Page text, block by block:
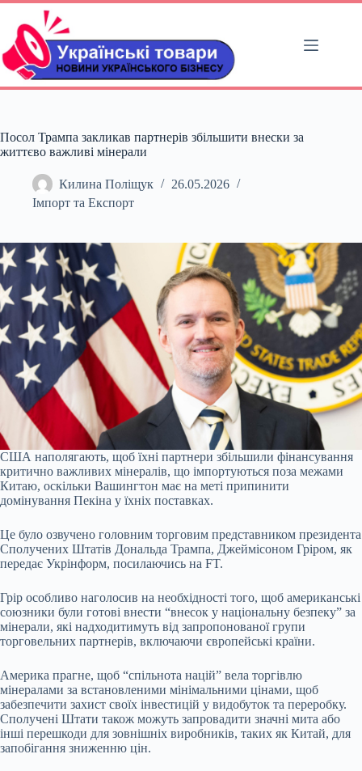
Перейти
вмісту
Посол Трампа закликав партнерів збільшити внески за
життєво важливі мінерали
Килина Поліщук
26.05.2026
Імпорт та Експорт
США наполягають, щоб їхні партнери збільшили фінансування
критично важливих мінералів, що імпортуються поза межами
Китаю, оскільки Вашингтон має на меті припинити
домінування Пекіна у їхніх поставках.
Це було озвучено головним торговим представником президента
Сполучених Штатів Дональда Трампа, Джеймісоном Гріром, як
передає Укрінформ, посилаючись на FT.
Грір особливо наголосив на необхідності того, щоб американські
союзники були готові внести “внесок у національну безпеку” за
мінерали, які надходитимуть від запропонованої групи
торговельних партнерів, включаючи європейські країни.
Америка прагне, щоб “спільнота націй” вела торгівлю
мінералами за встановленими мінімальними цінами, щоб
забезпечити захист своїх інвестицій у видобуток та переробку.
Сполучені Штати також можуть запровадити значні мита або
інші перешкоди для зовнішніх виробників, таких як Китай, для
запобігання зниженню цін.